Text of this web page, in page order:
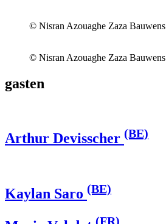
© Nisran Azouaghe Zaza Bauwens
© Nisran Azouaghe Zaza Bauwens
gasten
Arthur Devisscher (BE)
Kaylan Saro (BE)
(FR)